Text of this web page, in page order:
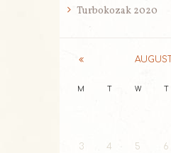
Turbokozak 2020
AUGUST
M T W T
3 4 5 6